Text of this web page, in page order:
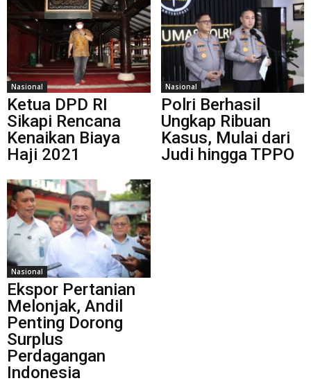
Nasional
Ketua DPD RI
Sikapi Rencana
Kenaikan Biaya
Haji 2021
Nasional
Polri Berhasil
Ungkap Ribuan
Kasus, Mulai dari
Judi hingga TPPO
Nasional
Ekspor Pertanian
Melonjak, Andil
Penting Dorong
Surplus
Perdagangan
Indonesia